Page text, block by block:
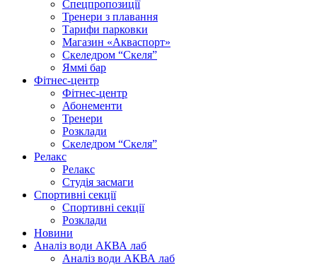
Спецпропозиції
Тренери з плавання
Тарифи парковки
Магазин «Акваспорт»
Скеледром “Скеля”
Яммі бар
Фітнес-центр
Фітнес-центр
Абонементи
Тренери
Розклади
Скеледром “Скеля”
Релакс
Релакс
Студія засмаги
Спортивні секції
Спортивні секції
Розклади
Новини
Аналіз води АКВА лаб​
Аналіз води АКВА лаб​